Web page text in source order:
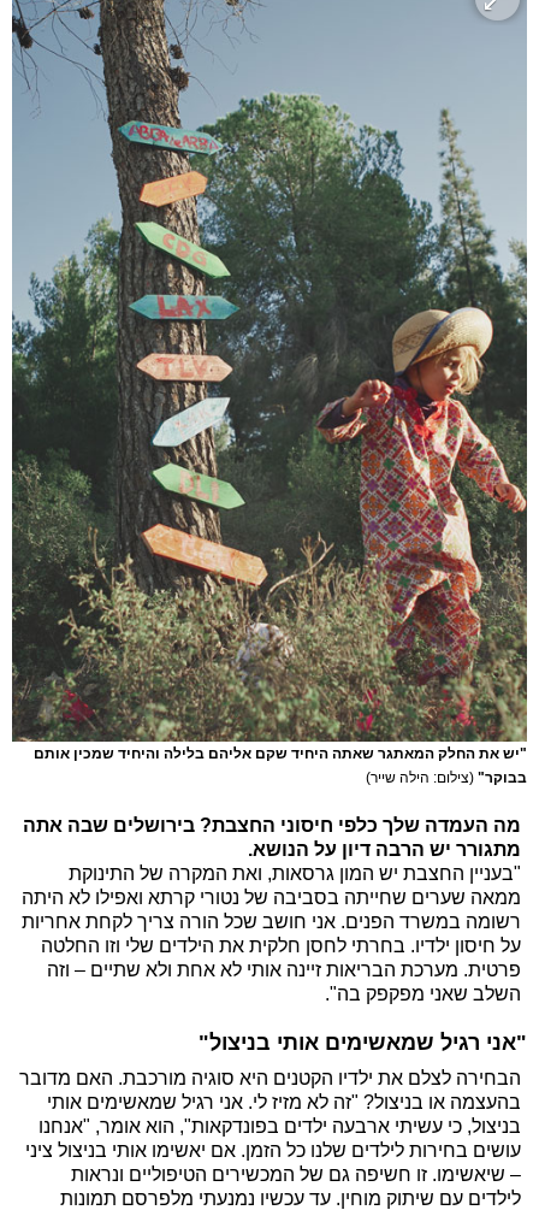
"יש את החלק המאתגר שאתה היחיד שקם אליהם בלילה והיחיד שמכין אותם
בבוקר" (צילום: הילה שייר)
מה העמדה שלך כלפי חיסוני החצבת? בירושלים שבה אתה
מתגורר יש הרבה דיון על הנושא.
"בעניין החצבת יש המון גרסאות, ואת המקרה של התינוקת
ממאה שערים שחייתה בסביבה של נטורי קרתא ואפילו לא היתה
רשומה במשרד הפנים. אני חושב שכל הורה צריך לקחת אחריות
על חיסון ילדיו. בחרתי לחסן חלקית את הילדים שלי וזו החלטה
פרטית. מערכת הבריאות זיינה אותי לא אחת ולא שתיים – וזה
השלב שאני מפקפק בה".
"אני רגיל שמאשימים אותי בניצול"
הבחירה לצלם את ילדיו הקטנים היא סוגיה מורכבת. האם מדובר
בהעצמה או בניצול? "זה לא מזיז לי. אני רגיל שמאשימים אותי
בניצול, כי עשיתי ארבעה ילדים בפונדקאות", הוא אומר, "אנחנו
עושים בחירות לילדים שלנו כל הזמן. אם יאשימו אותי בניצול ציני
– שיאשימו. זו חשיפה גם של המכשירים הטיפוליים ונראות
לילדים עם שיתוק מוחין. עד עכשיו נמנעתי מלפרסם תמונות